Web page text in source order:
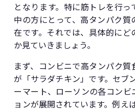
となります。特に筋トレを行っ
中の方にとって、高タンパク
在です。それでは、具体的にど
か見ていきましょう。
まず、コンビニで高タンパク
が「サラダチキン」です。セブ
ーマート、ローソンの各コンビ
ョンが展開されています。例え